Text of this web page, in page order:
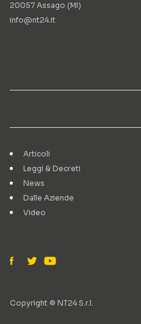
20057 Assago (MI)
info@nt24.it
Articoli
Leggi & Decreti
News
Dalle Aziende
Video
Copyright © NT24 S.r.l.